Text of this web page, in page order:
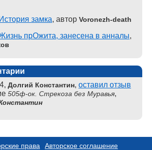
История замка, автор Voronezh-death
прОжита, занесена в анналы,
Долгий Константин, оставил отзыв
505ф-ок. Стрекоза без Муравья,
права
Авторское соглашение